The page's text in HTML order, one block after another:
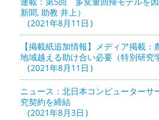
新聞, 助教 井上）
2021年8月11日
【掲載紙追加情報】メディア掲載
地域越える助け合い必要（特別研究
2021年8月11日
ニュース：北日本コンピューターサ
究契約を締結
2021年8月3日